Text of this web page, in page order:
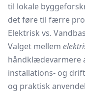
til lokale
det føre til færre
Elektrisk vs.
Valget mellem
håndklædevarmere
installations- og
og praktisk